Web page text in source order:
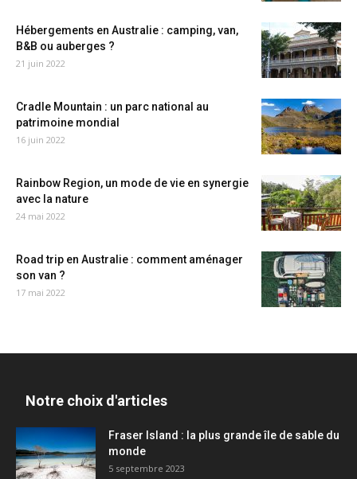
Hébergements en Australie : camping, van,
B&B ou auberges ?
21 juin 2022
Cradle Mountain : un parc national au
patrimoine mondial
16 juin 2022
Rainbow Region, un mode de vie en synergie
avec la nature
24 mai 2022
Road trip en Australie : comment aménager
son van ?
17 mai 2022
Notre choix d'articles
Fraser Island : la plus grande île de sable du
monde
5 septembre 2023